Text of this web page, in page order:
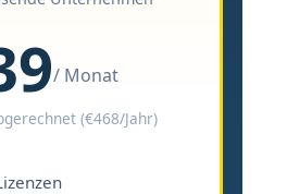
/ Monat
(€468/Jahr)